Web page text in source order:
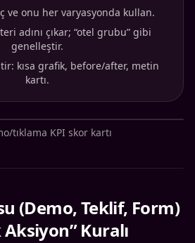
ve onu her varyasyonda kullan.
adını çıkar; “otel grubu” gibi
genelleştir.
kısa grafik, before/after, metin
kartı.
tıklama KPI skor kartı
(Demo, Teklif, Form)
Kuralı